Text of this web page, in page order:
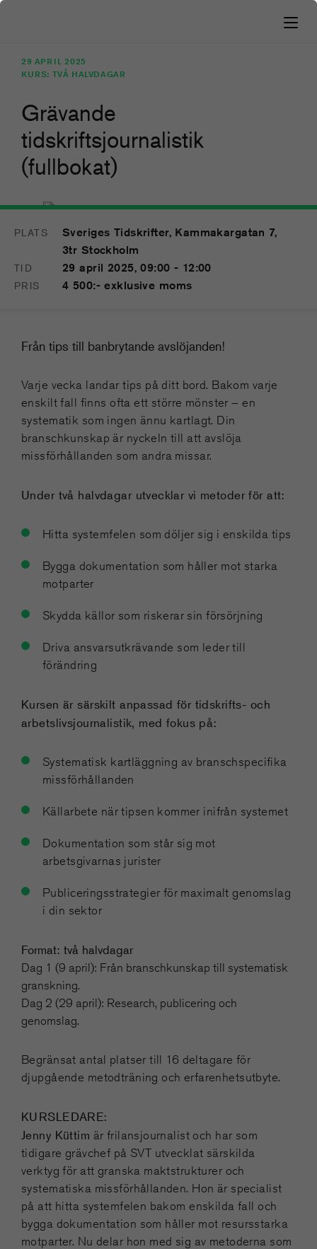
29 APRIL 2025
KURS: TVÅ HALVDAGAR
Grävande
tidskriftsjournalistik
(fullbokat)
29
PLATS
Sveriges Tidskrifter, Kammakargatan 7,
3tr Stockholm
TID 29 april 2025, 09:00 - 12:00
PRIS 4 500:- exklusive moms
Från tips till banbrytande avslöjanden!
Varje vecka landar tips på ditt bord. Bakom varje
enskilt fall finns ofta ett större mönster – en
systematik som ingen ännu kartlagt. Din
branschkunskap är nyckeln till att avslöja
missförhållanden som andra missar.
Under två halvdagar utvecklar vi metoder för att:
Hitta systemfelen som döljer sig i enskilda tips
Bygga dokumentation som håller mot starka
motparter
Skydda källor som riskerar sin försörjning
Driva ansvarsutkrävande som leder till
förändring
Kursen är särskilt anpassad för tidskrifts- och
arbetslivsjournalistik, med fokus på:
Systematisk kartläggning av branschspecifika
missförhållanden
Källarbete när tipsen kommer inifrån systemet
Dokumentation som står sig mot
arbetsgivarnas jurister
Publiceringsstrategier för maximalt genomslag
i din sektor
Format: två halvdagar
Dag 1 (9 april): Från branschkunskap till systematisk
granskning.
Dag 2 (29 april): Research, publicering och
genomslag.
Begränsat antal platser till 16 deltagare för
djupgående metodträning och erfarenhetsutbyte.
KURSLEDARE:
Jenny Küttim är frilansjournalist och har som
tidigare grävchef på SVT utvecklat särskilda
verktyg för att granska maktstrukturer och
systematiska missförhållanden. Hon är specialist
på att hitta systemfelen bakom enskilda fall och
bygga dokumentation som håller mot resursstarka
motparter. Nu delar hon med sig av metoderna som